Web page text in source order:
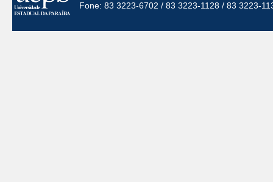
Fone: 83 3223-6702 / 83 3223-1128 / 83 3223-